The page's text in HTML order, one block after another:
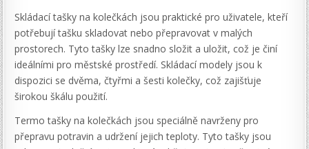
Skládací tašky na kolečkách jsou praktické pro uživatele, kteří
potřebují tašku skladovat nebo přepravovat v malých
prostorech. Tyto tašky lze snadno složit a uložit, což je činí
ideálními pro městské prostředí. Skládací modely jsou k
dispozici se dvěma, čtyřmi a šesti kolečky, což zajišťuje
širokou škálu použití.
Termo tašky na kolečkách jsou speciálně navrženy pro
přepravu potravin a udržení jejich teploty. Tyto tašky jsou